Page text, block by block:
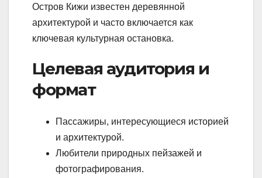
Остров Кижи известен деревянной
архитектурой и часто включается как
ключевая культурная остановка.
Целевая аудитория и
формат
Пассажиры, интересующиеся историей
и архитектурой.
Любители природных пейзажей и
фотографирования.